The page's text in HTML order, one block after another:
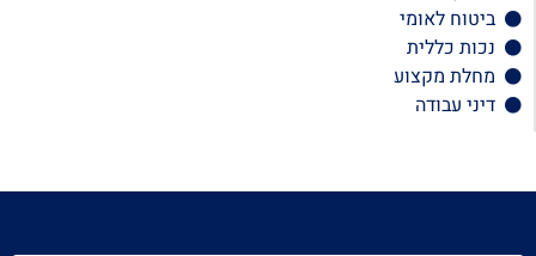
ביטוח לאומי
נכות כללית
מחלת מקצוע
דיני עבודה